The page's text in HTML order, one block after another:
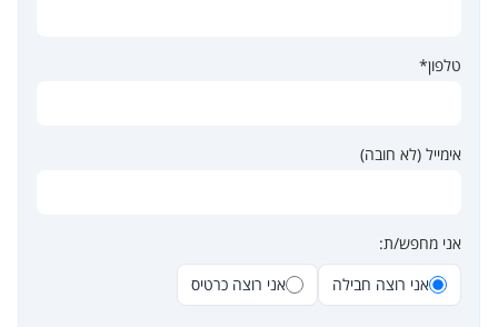
טלפון*
אימייל (לא חובה)
אני מחפש/ת:
אני רוצה חבילה
אני רוצה כרטיס